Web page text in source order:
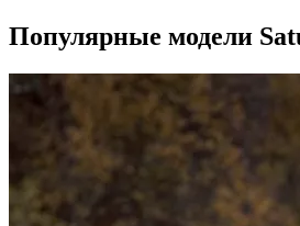
Популярные модели